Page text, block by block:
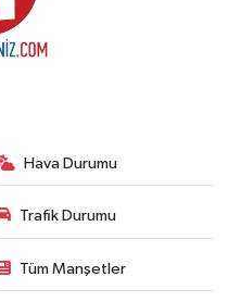
Hava Durumu
Trafik Durumu
Tüm Manşetler